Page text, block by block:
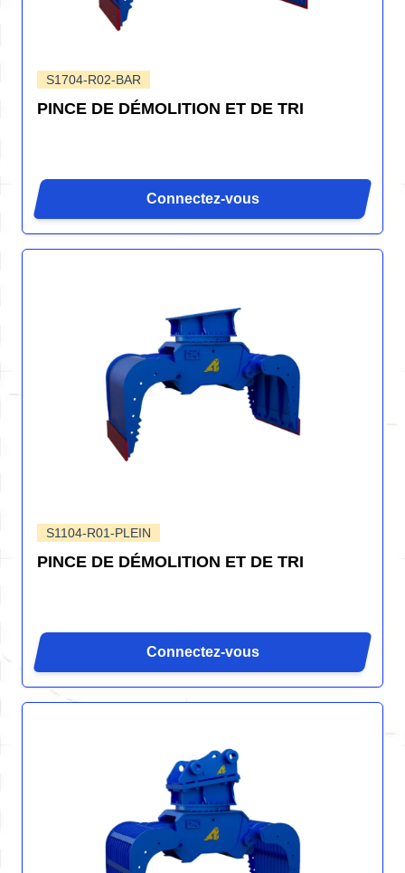
S1704-R02-BAR
PINCE DE DÉMOLITION ET DE TRI
Connectez-vous
S1104-R01-PLEIN
PINCE DE DÉMOLITION ET DE TRI
Connectez-vous